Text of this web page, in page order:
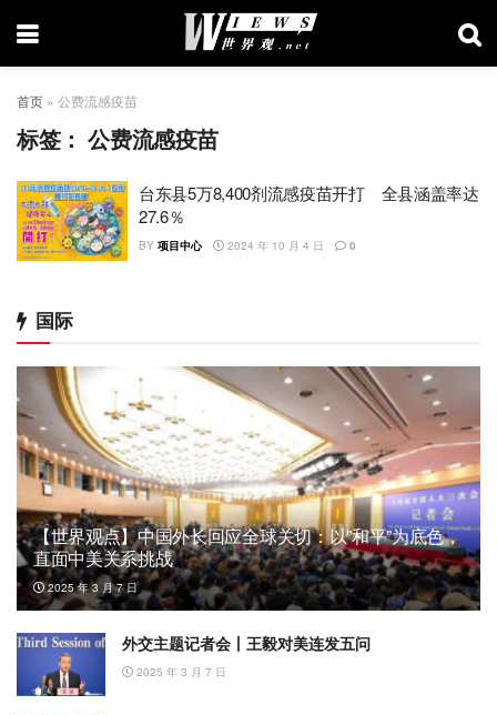
首页 » 公费流感疫苗
标签：公费流感疫苗
台东县5万8,400剂流感疫苗开打 全县涵盖率达
27.6％
BY 项目中心 2024 年 10 月 4 日 0
国际
【世界观点】中国外长回应全球关切：以”和平”为底色，
直面中美关系挑战
2025 年 3 月 7 日
外交主题记者会丨王毅对美连发五问
2025 年 3 月 7 日